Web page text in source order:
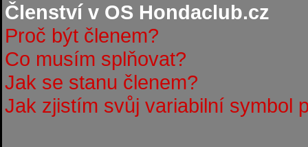
Členství v OS Hondaclub.cz
Proč být členem?
Co musím splňovat?
Jak se stanu členem?
Jak zjistím svůj variabilní symbol